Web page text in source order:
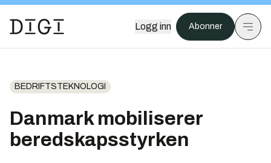
Logg inn Abonner
BEDRIFTSTEKNOLOGI
Danmark mobiliserer
beredskapsstyrken